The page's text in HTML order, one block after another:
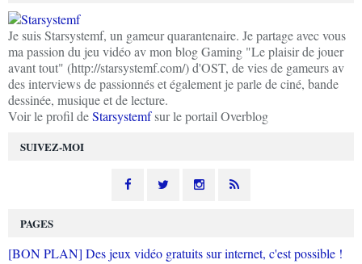
SUIVEZ-MOI
Je suis Starsystemf, un gameur quarantenaire. Je partage avec vous
ma passion du jeu vidéo av mon blog Gaming "Le plaisir de jouer
avant tout" (http://starsystemf.com/) d'OST, de vies de gameurs av
des interviews de passionnés et également je parle de ciné, bande
dessinée, musique et de lecture.
Voir le profil deStarsystemfsur le portail Overblog
PAGES
[BON PLAN] Des jeux vidéo gratuits sur internet, c'est possible !